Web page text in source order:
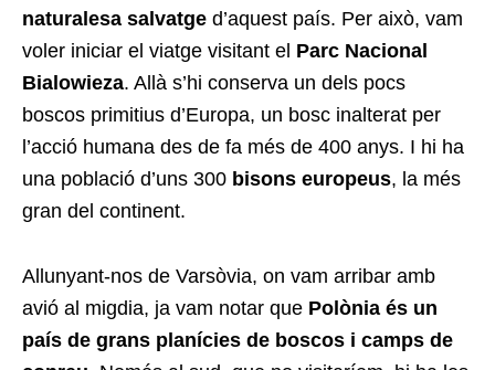
naturalesa salvatge d’aquest país. Per això, vam
voler iniciar el viatge visitant el Parc Nacional
Bialowieza. Allà s’hi conserva un dels pocs
boscos primitius d’Europa, un bosc inalterat per
l’acció humana des de fa més de 400 anys. I hi ha
una població d’uns 300 bisons europeus, la més
gran del continent.
Allunyant-nos de Varsòvia, on vam arribar amb
avió al migdia, ja vam notar que Polònia és un
país de grans planícies de boscos i camps de